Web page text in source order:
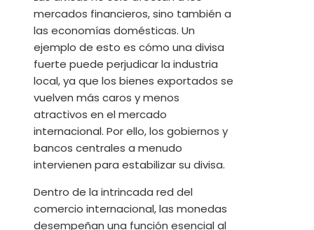
mercados financieros, sino también a
las economías domésticas. Un
ejemplo de esto es cómo una divisa
fuerte puede perjudicar la industria
local, ya que los bienes exportados se
vuelven más caros y menos
atractivos en el mercado
internacional. Por ello, los gobiernos y
bancos centrales a menudo
intervienen para estabilizar su divisa.
Dentro de la intrincada red del
comercio internacional, las monedas
desempeñan una función esencial al